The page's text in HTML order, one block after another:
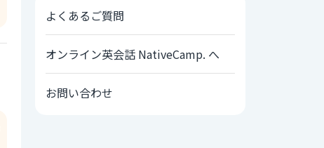
よくあるご質問
オンライン英会話 NativeCamp. へ
お問い合わせ